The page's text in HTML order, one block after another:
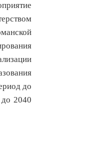
до
до 2040